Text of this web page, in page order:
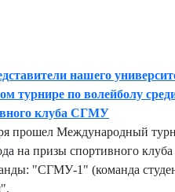
нашего
турнире по волейболу
клуба СГМУ
прошел Международный
на призы спортивного
"СГМУ-1" (команда